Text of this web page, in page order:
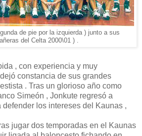
de pie por la izquierda ) junto a sus
del Celta 2000\01 ) .
, con experiencia y muy
constancia de sus grandes
. Tras un glorioso año como
Simeón , Jonkute regresó a
defender los intereses del Kaunas ,
jugar dos temporadas en el Kaunas